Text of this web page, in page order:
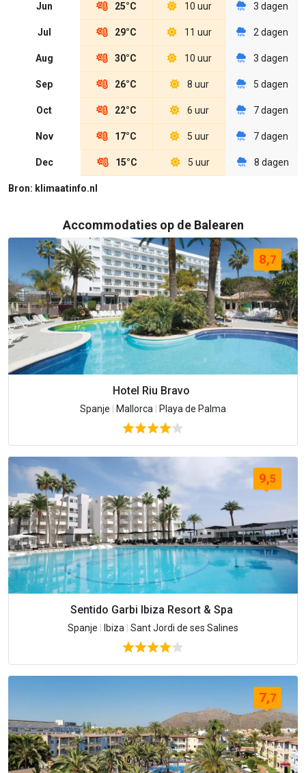
Jun 25°C 10 uur 3 dagen
Jul 29°C 11 uur 2 dagen
Aug 30°C 10 uur 3 dagen
Sep 26°C 8 uur 5 dagen
Oct 22°C 6 uur 7 dagen
Nov 17°C 5 uur 7 dagen
Dec 15°C 5 uur 8 dagen
Bron: klimaatinfo.nl
Accommodaties op de Balearen
8,7
Hotel Riu Bravo
Spanje Mallorca Playa de Palma
9,5
Sentido Garbi Ibiza Resort & Spa
Spanje Ibiza Sant Jordi de ses Salines
7,7